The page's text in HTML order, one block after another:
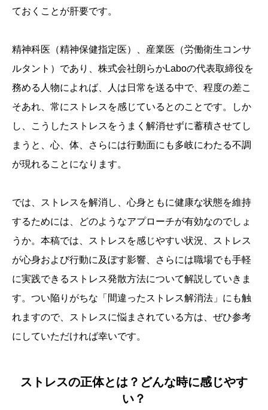
ておくことが肝要です。
精神科医（精神保健指定医）、産業医（労働衛生コンサ
ルタント）であり、株式会社朗らかLaboの代表取締役を
務める人物によれば、人は日常を送る中で、程度の差こ
そあれ、常にストレスを感じているとのことです。しか
し、こうしたストレスをうまく解消せずに蓄積させてし
まうと、心、体、さらには行動面にも多岐にわたる不調
が現れることになります。
では、ストレスを解消し、心身ともに健康な状態を維持
するためには、どのようなアプローチが有効なのでしょ
うか。本稿では、ストレスを感じやすい状況、ストレス
が心身および行動に及ぼす影響、さらには職場でも手軽
に実践できるストレス発散方法について解説していきま
す。つい陥りがちな「間違ったストレス解消法」にも触
れますので、ストレスに悩まされている方は、ぜひ参考
にしていただければ幸いです。
ストレスの正体とは？どんな時に感じやす
い？